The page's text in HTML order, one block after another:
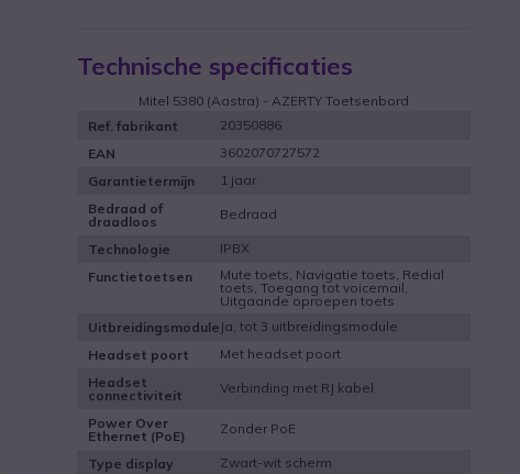
Technische specificaties
Mitel 5380 (Aastra) - AZERTY Toetsenbord
Ref. fabrikant
20350886
EAN
3602070727572
Garantietermijn
1 jaar
Bedraad of
draadloos
Bedraad
Technologie
IPBX
Functietoetsen
Mute toets, Navigatie toets, Redial
toets, Toegang tot voicemail,
Uitgaande oproepen toets
Uitbreidingsmodule Ja, tot 3 uitbreidingsmodule
Headset poort
Met headset poort
Headset
connectiviteit
Verbinding met RJ kabel
Power Over
Ethernet (PoE)
Zonder PoE
Type display
Zwart-wit scherm